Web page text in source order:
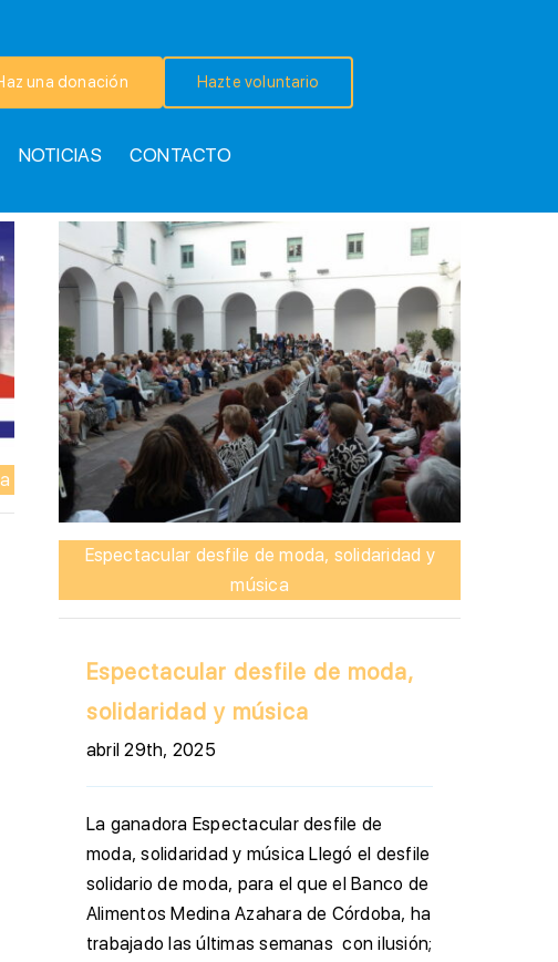
una donación Hazte voluntario
NOTICIAS CONTACTO
Espectacular desfile de moda, solidaridad y
música
Espectacular desfile de moda,
solidaridad y música
abril 29th, 2025
La ganadora Espectacular desfile de
moda, solidaridad y música Llegó el desfile
solidario de moda, para el que el Banco de
Alimentos Medina Azahara de Córdoba, ha
trabajado las últimas semanas con ilusión;